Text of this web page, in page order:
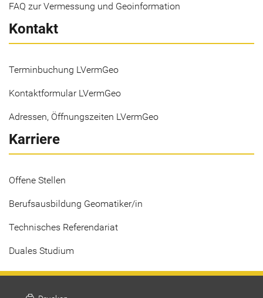
FAQ zur Vermessung und Geoinformation
Kontakt
Terminbuchung LVermGeo
Kontaktformular LVermGeo
Adressen, Öffnungszeiten LVermGeo
Karriere
Offene Stellen
Berufsausbildung Geomatiker/in
Technisches Referendariat
Duales Studium